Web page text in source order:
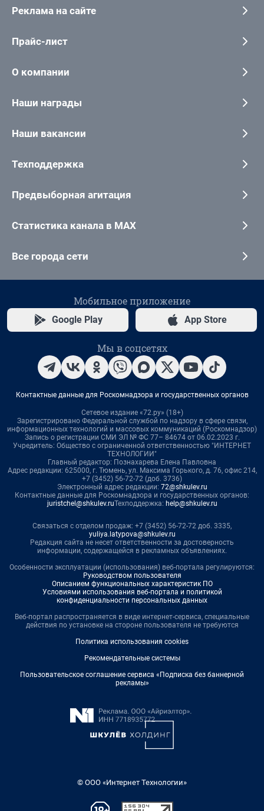
Реклама на сайте
Прайс-лист
О компании
Наши награды
Наши вакансии
Техподдержка
Предвыборная агитация
Статистика канала в MAX
Все города сети
Мобильное приложение
Google Play App Store
Мы в соцсетях
Контактные данные для Роскомнадзора и государственных органов
Сетевое издание «72.ру» (18+)
Зарегистрировано Федеральной службой по надзору в сфере связи,
информационных технологий и массовых коммуникаций (Роскомнадзор)
Запись о регистрации СМИ ЭЛ № ФС 77– 84674 от 06.02.2023 г.
Учредитель: Общество с ограниченной ответственностью "ИНТЕРНЕТ
ТЕХНОЛОГИИ"
Главный редактор: Познахарева Елена Павловна
Адрес редакции: 625000, г. Тюмень, ул. Максима Горького, д. 76, офис 214,
+7 (3452) 56-72-72 (доб. 3736)
Электронный адрес редакции: 72@shkulev.ru
Контактные данные для Роскомнадзора и государственных органов:
juristchel@shkulev.ruТехподдержка: help@shkulev.ru
Связаться с отделом продаж: +7 (3452) 56-72-72 доб. 3335,
yuliya.latypova@shkulev.ru
Редакция сайта не несет ответственности за достоверность
информации, содержащейся в рекламных объявлениях.
Особенности эксплуатации (использования) веб-портала регулируются:
Руководством пользователя
Описанием функциональных характеристик ПО
Условиями использования веб-портала и политикой
конфиденциальности персональных данных
Веб-портал распространяется в виде интернет-сервиса, специальные
действия по установке на стороне пользователя не требуются
Политика использования cookies
Рекомендательные системы
Пользовательское соглашение сервиса «Подписка без баннерной
рекламы»
© ООО «Интернет Технологии»